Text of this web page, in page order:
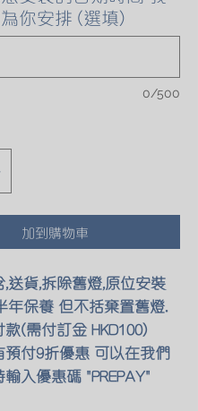
你安排 (選填)
0/500
加到購物車
送貨,拆除舊燈,原位安裝
年保養 但不括棄置舊燈.
(需付訂金 HKD100)
預付9折優惠 可以在我們
入優惠碼 "PREPAY"